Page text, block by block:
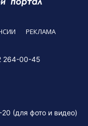
РЕКЛАМА
264-00-45
20 (для фото и видео)